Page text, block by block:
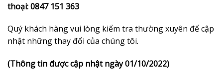
thoại: 0847 151 363
Quý khách hàng vui lòng kiểm tra thường xuyên để cập
nhật những thay đổi của chúng tôi.
(Thông tin được cập nhật ngày 01/10/2022)